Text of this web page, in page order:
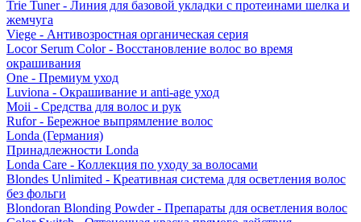
Trie Tuner - Линия для базовой укладки с протеинами шелка и
жемчуга
Viege - Антивозростная органическая серия
Locor Serum Color - Восстановление волос во время
окрашивания
One - Премиум уход
Luviona - Окрашивание и anti-age уход
Moii - Средства для волос и рук
Rufor - Бережное выпрямление волос
Londa (Германия)
Принадлежности Londa
Londa Care - Коллекция по уходу за волосами
Blondes Unlimited - Креативная система для осветления волос
без фольги
Blondoran Blonding Powder - Препараты для осветления волос